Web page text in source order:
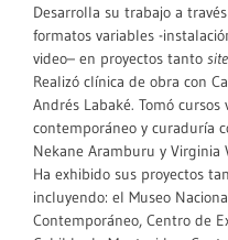
Desarrolla su trabajo a
formatos variables -
video– en proyectos tanto
Realizó clínica de obra con
Andrés Labaké. Tomó
contemporáneo y curaduría
Nekane Aramburu y Virginia
Ha exhibido sus proyectos
incluyendo: el Museo
Contemporáneo, Centro de